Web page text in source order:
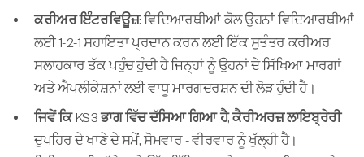
ਕਰੀਅਰ ਇੰਟਰਵਿਊਜ਼: ਵਿਦਿਆਰਥੀਆਂ ਕੋਲ ਉਹਨਾਂ ਵਿਦਿਆਰਥੀਆਂ
ਲਈ 1-2-1 ਸਹਾਇਤਾ ਪ੍ਰਦਾਨ ਕਰਨ ਲਈ ਇੱਕ ਸੁਤੰਤਰ ਕਰੀਅਰ
ਸਲਾਹਕਾਰ ਤੱਕ ਪਹੁੰਚ ਹੁੰਦੀ ਹੈ ਜਿਨ੍ਹਾਂ ਨੂੰ ਉਹਨਾਂ ਦੇ ਸਿੱਖਿਆ ਮਾਰਗਾਂ
ਅਤੇ ਐਪਲੀਕੇਸ਼ਨਾਂ ਲਈ ਵਾਧੂ ਮਾਰਗਦਰਸ਼ਨ ਦੀ ਲੋੜ ਹੁੰਦੀ ਹੈ।
ਜਿਵੇਂ ਕਿ KS3 ਭਾਗ ਵਿੱਚ ਦੱਸਿਆ ਗਿਆ ਹੈ, ਕੈਰੀਅਰਜ਼ ਲਾਇਬ੍ਰੇਰੀ
ਦੁਪਹਿਰ ਦੇ ਖਾਣੇ ਦੇ ਸਮੇਂ, ਸੋਮਵਾਰ - ਵੀਰਵਾਰ ਨੂੰ ਖੁੱਲ੍ਹੀ ਹੈ।